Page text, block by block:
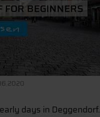
FOR BEGINNERS
days in Deggendorf.